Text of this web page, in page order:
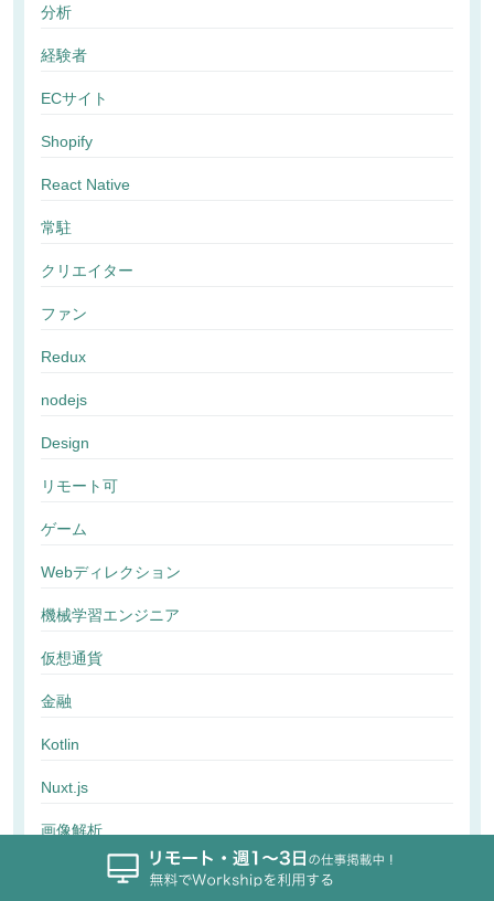
分析
経験者
ECサイト
Shopify
React Native
常駐
クリエイター
ファン
Redux
nodejs
Design
リモート可
ゲーム
Webディレクション
機械学習エンジニア
仮想通貨
金融
Kotlin
Nuxt.js
画像解析